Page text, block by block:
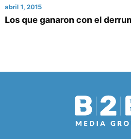
abril 1, 2015
Los que ganaron con el